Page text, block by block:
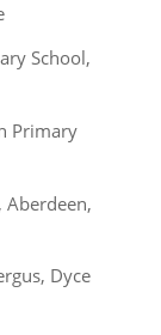
School,
Primary
Aberdeen,
Dyce